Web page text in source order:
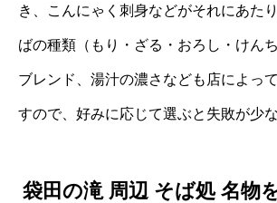
き、こんにゃく刺身などがそれにあた
ばの種類（もり・ざる・おろし・けん
ブレンド、湯汁の濃さなども店によっ
すので、好みに応じて選ぶと失敗が少な
袋田の滝 周辺 そば処 名物